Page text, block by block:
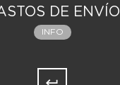
DE ENVÍO
INFO